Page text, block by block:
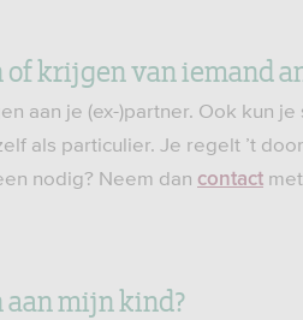
krijgen van iemand
aan je (ex-)partner. Ook kun
als particulier. Je regelt ’t
nodig? Neem dan contact
mijn kind?